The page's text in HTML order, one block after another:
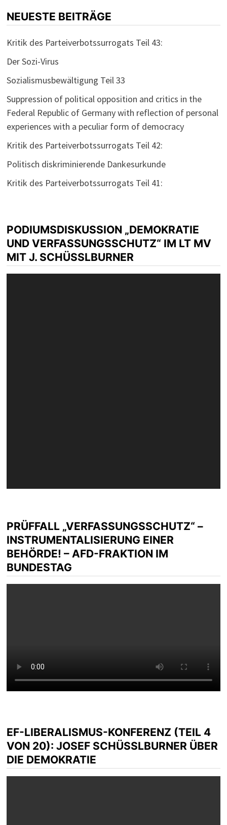
NEUESTE BEITRÄGE
Kritik des Parteiverbotssurrogats Teil 43:
Der Sozi-Virus
Sozialismusbewältigung Teil 33
Suppression of political opposition and critics in the
Federal Republic of Germany with reflection of personal
experiences with a peculiar form of democracy
Kritik des Parteiverbotssurrogats Teil 42:
Politisch diskriminierende Dankesurkunde
Kritik des Parteiverbotssurrogats Teil 41:
PODIUMSDISKUSSION „DEMOKRATIE
UND VERFASSUNGSSCHUTZ“ IM LT MV
MIT J. SCHÜSSLBURNER
PRÜFFALL „VERFASSUNGSSCHUTZ“ –
INSTRUMENTALISIERUNG EINER
BEHÖRDE! – AFD-FRAKTION IM
BUNDESTAG
EF-LIBERALISMUS-KONFERENZ (TEIL 4
VON 20): JOSEF SCHÜSSLBURNER ÜBER D
IE DEMOKRATIE